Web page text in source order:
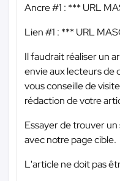
Ancre #1 : *** URL
Lien #1 : *** URL
Il faudrait réaliser un
envie aux lecteurs de
vous conseille de
rédaction de votre
Essayer de trouver
avec notre page cible.
L'article ne doit pas